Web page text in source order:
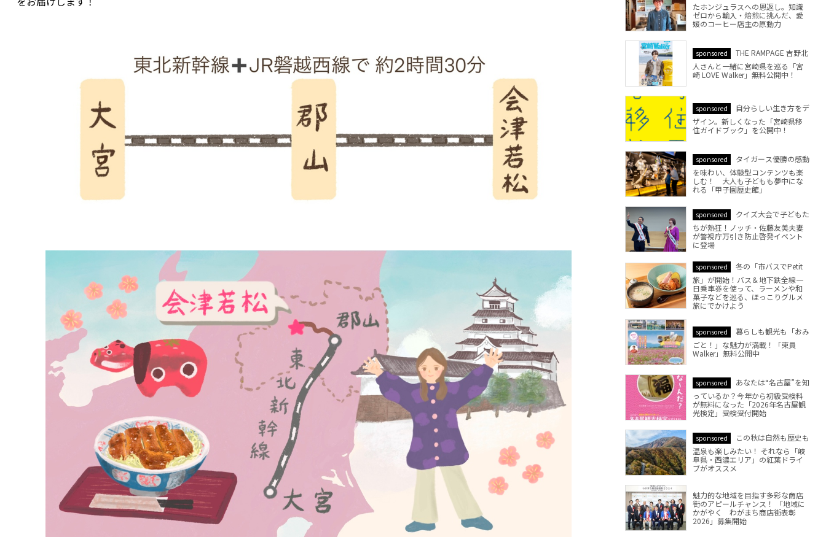
たホンジュラスへの恩返し。知識
ゼロから輸入・焙煎に挑んだ、愛
媛のコーヒー店主の原動力
sponsored
THE RAMPAGE 吉野北
人さんと一緒に宮崎県を巡る「宮
崎 LOVE Walker」無料公開中！
sponsored
自分らしい生き方をデ
ザイン。新しくなった「宮崎県移
住ガイドブック」を公開中！
sponsored
タイガース優勝の感動
を味わい、体験型コンテンツも楽
しむ！ 大人も子どもも夢中にな
れる「甲子園歴史館」
sponsored
クイズ大会で子どもた
ちが熱狂！ノッチ・佐藤友美夫妻
が警視庁万引き防止啓発イベント
に登場
sponsored
冬の「市バスでPetit
旅」が開始！バス＆地下鉄全線一
日乗車券を使って、ラーメンや和
菓子などを巡る、ほっこりグルメ
旅にでかけよう
sponsored
暮らしも観光も「おみ
ごと！」な魅力が満載！「東員
Walker」無料公開中
sponsored
あなたは“名古屋”を知
っているか？今年から初級受検料
が無料になった「2026年名古屋観
光検定」受検受付開始
sponsored
この秋は自然も歴史も
温泉も楽しみたい！ それなら「岐
阜県・西濃エリア」の紅葉ドライ
ブがオススメ
魅力的な地域を目指す多彩な商店
街のアピールチャンス！ 「地域に
かがやく わがまち商店街表彰
2026」募集開始